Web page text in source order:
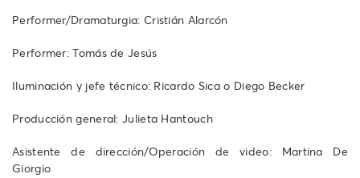
Performer/Dramaturgia: Cristián Alarcón
Performer: Tomás de Jesús
Iluminación y jefe técnico: Ricardo Sica o Diego Becker
Producción general: Julieta Hantouch
Asistente de dirección/Operación de video: Martina De
Giorgio